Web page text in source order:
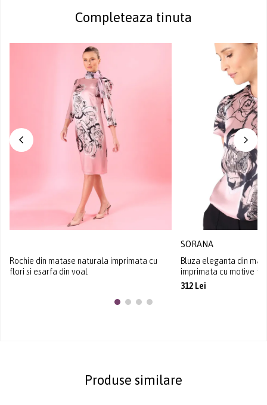
Completeaza tinuta
Rochie din matase naturala imprimata cu
flori si esarfa din voal
SORANA
Bluza eleganta din
imprimata cu motive
312 Lei
Produse similare